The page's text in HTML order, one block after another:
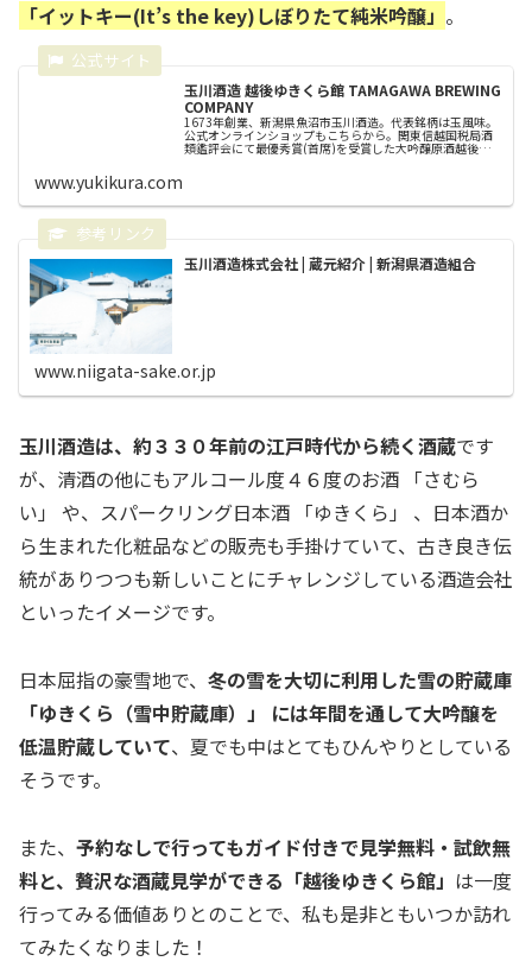
「イットキー(It’s the key)しぼりたて純米吟醸」 。
玉川酒造 越後ゆきくら館 TAMAGAWA BREWING
COMPANY
1673年創業、新潟県魚沼市玉川酒造。代表銘柄は玉風味。
公式オンラインショップもこちらから。関東信越国税局酒
類鑑評会にて最優秀賞(首席)を受賞した大吟醸原酒越後ゆ
きくら、最高金賞受賞酒イットキーなど多数の金賞受賞酒
www.yukikura.com
玉川酒造株式会社 | 蔵元紹介 | 新潟県酒造組合
www.niigata-sake.or.jp
玉川酒造は、約３３０年前の江戸時代から続く酒蔵です
が、清酒の他にもアルコール度４６度のお酒 「さむら
い」 や、スパークリング日本酒 「ゆきくら」 、日本酒か
ら生まれた化粧品などの販売も手掛けていて、古き良き伝
統がありつつも新しいことにチャレンジしている酒造会社
といったイメージです。
日本屈指の豪雪地で、 冬の雪を大切に利用した雪の貯蔵庫
「ゆきくら（雪中貯蔵庫）」 には年間を通して大吟醸を
低温貯蔵していて、夏でも中はとてもひんやりとしている
そうです。
また、 予約なしで行ってもガイド付きで見学無料・試飲無
料と、贅沢な酒蔵見学ができる「越後ゆきくら館」 は一度
行ってみる価値ありとのことで、私も是非ともいつか訪れ
てみたくなりました！